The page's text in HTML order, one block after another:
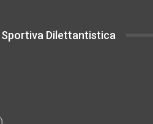
Dilettantistica